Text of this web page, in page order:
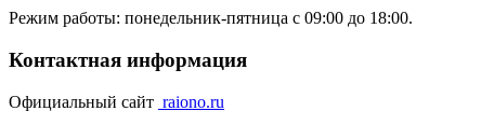
Режим работы: понедельник-пятница с 09:00 до 18:00.
Контактная информация
Официальный сайт raiono.ru